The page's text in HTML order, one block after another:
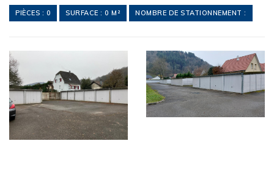
PIÈCES : 0 SURFACE : 0 M² NOMBRE DE STATIONNEMENT :